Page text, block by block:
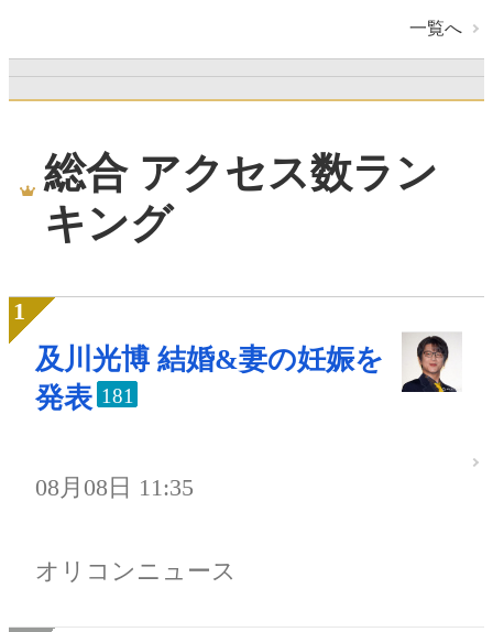
一覧へ
総合 アクセス数ラン
キング
及川光博 結婚&妻の妊娠を
発表 181
08月08日 11:35
オリコンニュース